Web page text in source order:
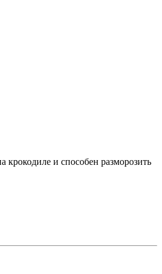
и способен разморозить